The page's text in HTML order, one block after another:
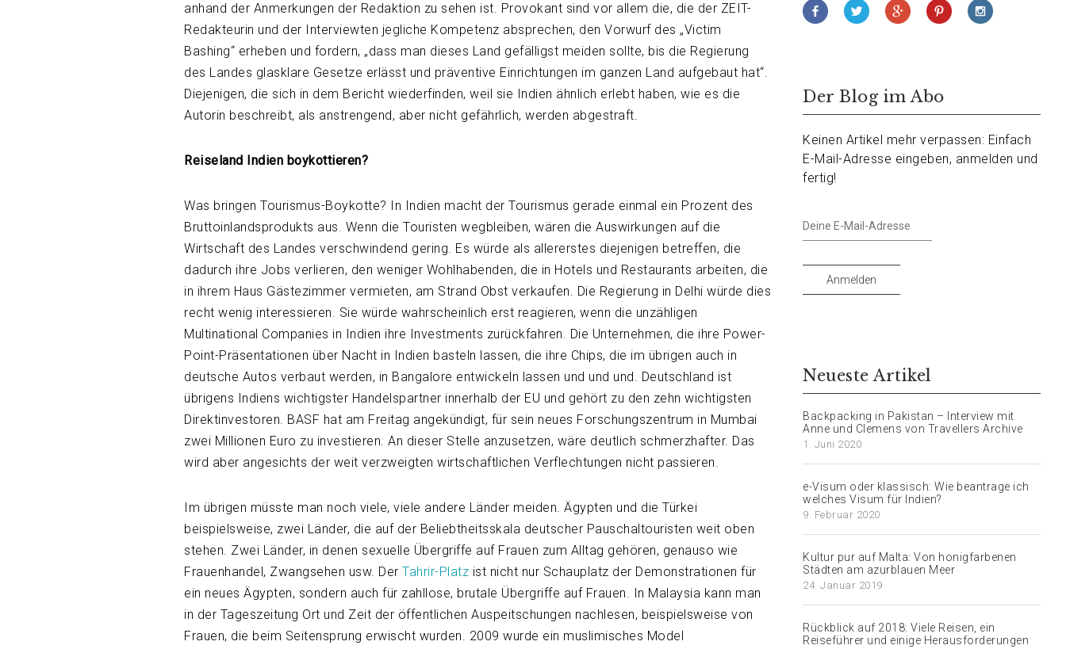
anhand der Anmerkungen der Redaktion zu sehen ist. Provokant sind vor allem die, die der ZEIT-
Redakteurin und der Interviewten jegliche Kompetenz absprechen, den Vorwurf des „Victim
Bashing“ erheben und fordern, „dass man dieses Land gefälligst meiden sollte, bis die Regierung
des Landes glasklare Gesetze erlässt und präventive Einrichtungen im ganzen Land aufgebaut hat“.
Diejenigen, die sich in dem Bericht wiederfinden, weil sie Indien ähnlich erlebt haben, wie es die
Autorin beschreibt, als anstrengend, aber nicht gefährlich, werden abgestraft.
Reiseland Indien boykottieren?
Was bringen Tourismus-Boykotte? In Indien macht der Tourismus gerade einmal ein Prozent des
Bruttoinlandsprodukts aus. Wenn die Touristen wegbleiben, wären die Auswirkungen auf die
Wirtschaft des Landes verschwindend gering. Es würde als allererstes diejenigen betreffen, die
dadurch ihre Jobs verlieren, den weniger Wohlhabenden, die in Hotels und Restaurants arbeiten, die
in ihrem Haus Gästezimmer vermieten, am Strand Obst verkaufen. Die Regierung in Delhi würde dies
recht wenig interessieren. Sie würde wahrscheinlich erst reagieren, wenn die unzähligen
Multinational Companies in Indien ihre Investments zurückfahren. Die Unternehmen, die ihre Power-
Point-Präsentationen über Nacht in Indien basteln lassen, die ihre Chips, die im übrigen auch in
deutsche Autos verbaut werden, in Bangalore entwickeln lassen und und und. Deutschland ist
übrigens Indiens wichtigster Handelspartner innerhalb der EU und gehört zu den zehn wichtigsten
Direktinvestoren. BASF hat am Freitag angekündigt, für sein neues Forschungszentrum in Mumbai
zwei Millionen Euro zu investieren. An dieser Stelle anzusetzen, wäre deutlich schmerzhafter. Das
wird aber angesichts der weit verzweigten wirtschaftlichen Verflechtungen nicht passieren.
Im übrigen müsste man noch viele, viele andere Länder meiden. Ägypten und die Türkei
beispielsweise, zwei Länder, die auf der Beliebtheitsskala deutscher Pauschaltouristen weit oben
stehen. Zwei Länder, in denen sexuelle Übergriffe auf Frauen zum Alltag gehören, genauso wie
Frauenhandel, Zwangsehen usw. Der Tahrir-Platz ist nicht nur Schauplatz der Demonstrationen für
ein neues Ägypten, sondern auch für zahllose, brutale Übergriffe auf Frauen. In Malaysia kann man
in der Tageszeitung Ort und Zeit der öffentlichen Auspeitschungen nachlesen, beispielsweise von
Frauen, die beim Seitensprung erwischt wurden. 2009 wurde ein muslimisches Model
Der Blog im Abo
Keinen Artikel mehr verpassen: Einfach
E-Mail-Adresse eingeben, anmelden und
fertig!
Deine
E-
Adresse
Anmelden
Neueste Artikel
Backpacking in Pakistan – Interview mit
Anne und Clemens von Travellers Archive
1. Juni 2020
e-Visum oder klassisch: Wie beantrage ich
welches Visum für Indien?
9. Februar 2020
Kultur pur auf Malta: Von honigfarbenen
Städten am azurblauen Meer
24. Januar 2019
Rückblick auf 2018: Viele Reisen, ein
Reiseführer und einige Herausforderungen